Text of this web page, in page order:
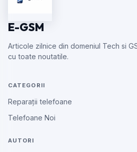
E-GSM
Articole zilnice din domeniul Tech si
cu toate noutatile.
CATEGORII
Reparații telefoane
Telefoane Noi
AUTORI